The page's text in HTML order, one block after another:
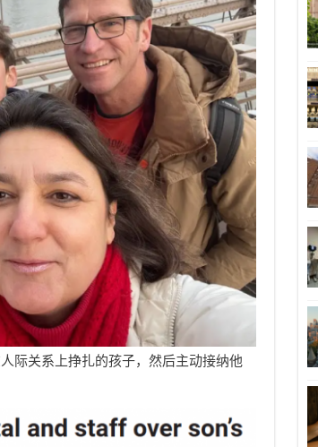
际关系上挣扎的孩子，然后主动接纳他